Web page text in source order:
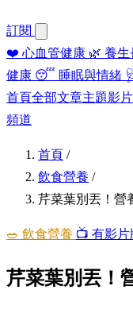
訂閱
❤️ 心血管健康 🌿 養生
健康 😴 睡眠與情緒
首頁全部文章主題影片
頻道
首頁 /
飲食營養 /
芹菜葉別丟！營
🥗 飲食營養 📺 有影片
芹菜葉別丟！